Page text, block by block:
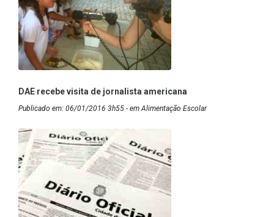
DAE recebe visita de jornalista americana
Publicado em: 06/01/2016 3h55 - em Alimentação Escolar